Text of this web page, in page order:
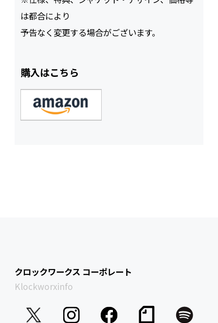
は都合により
予告なく変更する場合がございます。
購入はこちら
クロックワークス コーポレート
Klockworxinfo